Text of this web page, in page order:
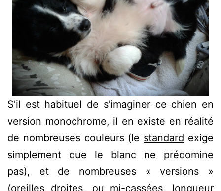
S’il est habituel de s’imaginer ce chien en
version monochrome, il en existe en réalité
de nombreuses couleurs (le standard exige
simplement que le blanc ne prédomine
pas), et de nombreuses « versions »
(oreilles droites, ou mi-cassées, longueur